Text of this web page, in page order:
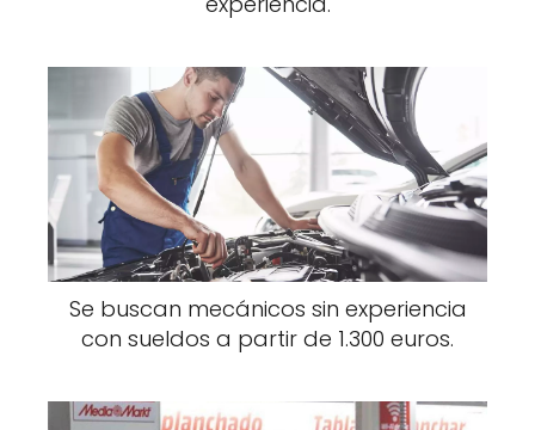
Se buscan mecánicos sin experiencia
con sueldos a partir de 1.300 euros.